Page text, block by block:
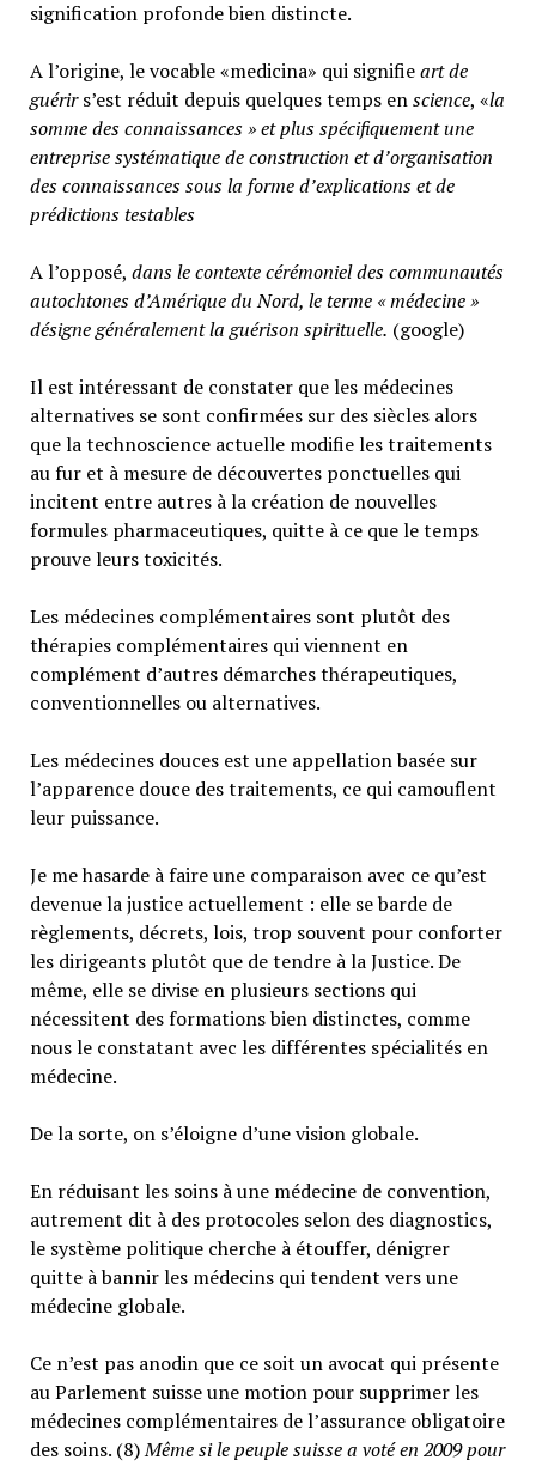
signification profonde bien distincte.
A l’origine, le vocable «medicina» qui signifieart de
guérirs’est réduit depuis quelques temps enscience, «la
somme des connaissances » et plus spécifiquement une
entreprise systématique de construction et d’organisation
des connaissances sous la forme d’explications et de
prédictions testables
A l’opposé, dans le contexte cérémoniel des communautés
autochtones d’Amérique du Nord, le terme « médecine »
désigne généralementla guérison spirituelle. (google)
Il est intéressant de constater que les médecines
alternatives se sont confirmées sur des siècles alors
que la technoscience actuelle modifie les traitements
au fur et à mesure de découvertes ponctuelles qui
incitent entre autres à la création de nouvelles
formules pharmaceutiques, quitte à ce que le temps
prouve leurs toxicités.
Les médecines complémentaires sont plutôt des
thérapies complémentaires qui viennent en
complément d’autres démarches thérapeutiques,
conventionnelles ou alternatives.
Les médecines douces est une appellation basée sur
l’apparence douce des traitements, ce qui camouflent
leur puissance.
Je me hasarde à faire une comparaison avec ce qu’est
devenue la justice actuellement : elle se barde de
règlements, décrets, lois, trop souvent pour conforter
les dirigeants plutôt que de tendre à la Justice. De
même, elle se divise en plusieurs sections qui
nécessitent des formations bien distinctes, comme
nous le constatant avec les différentes spécialités en
médecine.
De la sorte, on s’éloigne d’une vision globale.
En réduisant les soins à une médecine de convention,
autrement dit à des protocoles selon des diagnostics,
le système politique cherche à étouffer, dénigrer
quitte à bannir les médecins qui tendent vers une
médecine globale.
Ce n’est pas anodin que ce soit un avocat qui présente
au Parlement suisse une motion pour supprimer les
médecines complémentaires de l’assurance obligatoire
des soins. (8)Même si le peuple suisse a voté en 2009 pour